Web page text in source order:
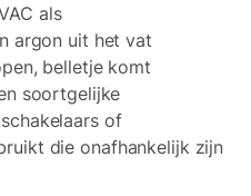
als
argon uit het vat
belletje komt
soortgelijke
of
die onafhankelijk zijn